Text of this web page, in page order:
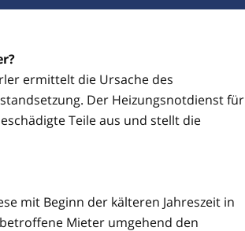
ermittelt die Ursache des
Der Heizungsnotdienst für
Teile aus und stellt die
mit Beginn der kälteren Jahreszeit in
Mieter umgehend den